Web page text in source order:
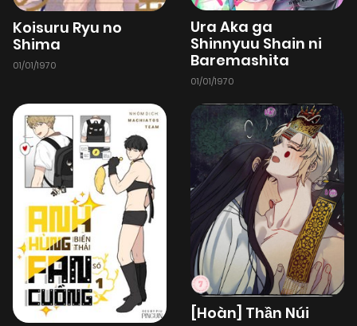
Koisuru Ryu no
Shima
01/01/1970
Ura Aka ga
Shinnyuu Shain ni
Baremashita
01/01/1970
[Hoàn] Thần Núi